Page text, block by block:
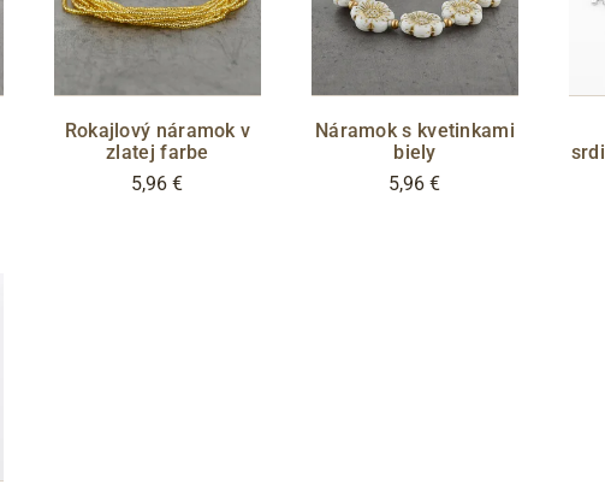
Rokajlový náramok v
zlatej farbe
5,96 €
Náramok s kvetinkami
biely
5,96 €